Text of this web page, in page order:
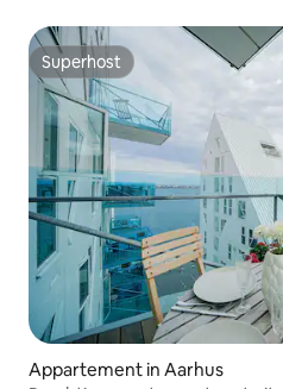
Superhost
Superhost
Appartement in Aarhus